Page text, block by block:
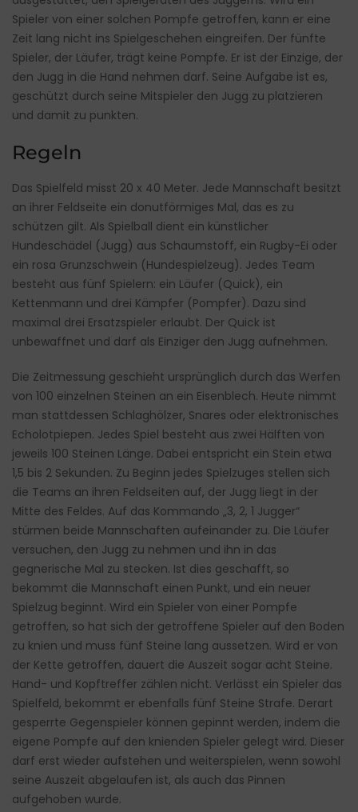
Spieler von einer solchen Pompfe getroffen, kann er eine
Zeit lang nicht ins Spielgeschehen eingreifen. Der fünfte
Spieler, der Läufer, trägt keine Pompfe. Er ist der Einzige, der
den Jugg in die Hand nehmen darf. Seine Aufgabe ist es,
geschützt durch seine Mitspieler den Jugg zu platzieren
und damit zu punkten.
Regeln
Das Spielfeld misst 20 x 40 Meter. Jede Mannschaft besitzt
an ihrer Feldseite ein donutförmiges Mal, das es zu
schützen gilt. Als Spielball dient ein künstlicher
Hundeschädel (Jugg) aus Schaumstoff, ein Rugby-Ei oder
ein rosa Grunzschwein (Hundespielzeug). Jedes Team
besteht aus fünf Spielern: ein Läufer (Quick), ein
Kettenmann und drei Kämpfer (Pompfer). Dazu sind
maximal drei Ersatzspieler erlaubt. Der Quick ist
unbewaffnet und darf als Einziger den Jugg aufnehmen.
Die Zeitmessung geschieht ursprünglich durch das Werfen
von 100 einzelnen Steinen an ein Eisenblech. Heute nimmt
man stattdessen Schlaghölzer, Snares oder elektronisches
Echolotpiepen. Jedes Spiel besteht aus zwei Hälften von
jeweils 100 Steinen Länge. Dabei entspricht ein Stein etwa
1,5 bis 2 Sekunden. Zu Beginn jedes Spielzuges stellen sich
die Teams an ihren Feldseiten auf, der Jugg liegt in der
Mitte des Feldes. Auf das Kommando „3, 2, 1 Jugger“
stürmen beide Mannschaften aufeinander zu. Die Läufer
versuchen, den Jugg zu nehmen und ihn in das
gegnerische Mal zu stecken. Ist dies geschafft, so
bekommt die Mannschaft einen Punkt, und ein neuer
Spielzug beginnt. Wird ein Spieler von einer Pompfe
getroffen, so hat sich der getroffene Spieler auf den Boden
zu knien und muss fünf Steine lang aussetzen. Wird er von
der Kette getroffen, dauert die Auszeit sogar acht Steine.
Hand- und Kopftreffer zählen nicht. Verlässt ein Spieler das
Spielfeld, bekommt er ebenfalls fünf Steine Strafe. Derart
gesperrte Gegenspieler können gepinnt werden, indem die
eigene Pompfe auf den knienden Spieler gelegt wird. Dieser
darf erst wieder aufstehen und weiterspielen, wenn sowohl
seine Auszeit abgelaufen ist, als auch das Pinnen
aufgehoben wurde.